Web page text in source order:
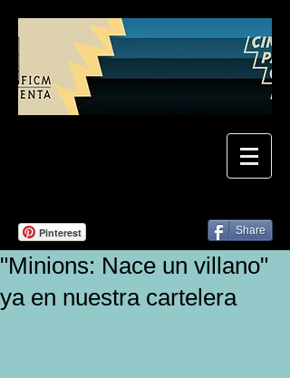
Pinterest Share
"Minions: Nace un villano"
ya en nuestra cartelera